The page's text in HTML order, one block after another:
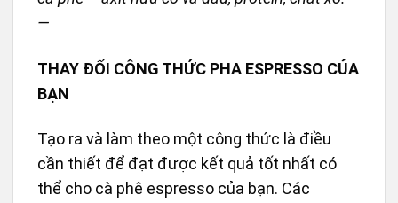
—
THAY ĐỔI CÔNG THỨC PHA ESPRESSO CỦA
BẠN
Tạo ra và làm theo một công thức là điều
cần thiết để đạt được kết quả tốt nhất có
thể cho cà phê espresso của bạn. Các